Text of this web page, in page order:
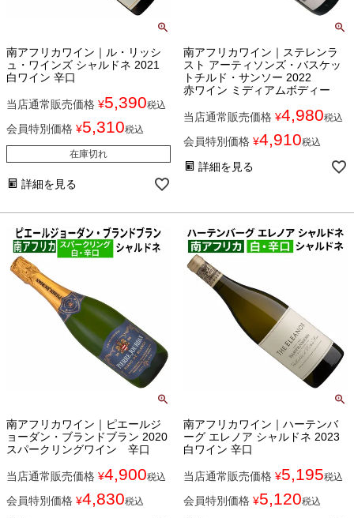
南アフリカワイン｜ル・リッシ
ュ・ワインズ シャルドネ 2021
白ワイン 辛口
当店通常販売価格 ¥5,390税込
会員特別価格 ¥5,310税込
在庫切れ
詳細を見る
南アフリカワイン｜ステレンラ
スト アーティソンズ・バスケッ
トチルド・サンソー 2022
赤ワイン ミディアムボディー
当店通常販売価格 ¥4,980税込
会員特別価格 ¥4,910税込
詳細を見る
南アフリカワイン｜ピエールジ
ョーダン・ブランドブラン 2020
スパークリングワイン 辛口
当店通常販売価格 ¥4,900税込
会員特別価格 ¥4,830税込
南アフリカワイン｜ハーテンバ
ーグ エレノア シャルドネ 2023
白ワイン 辛口
当店通常販売価格 ¥5,195税込
会員特別価格 ¥5,120税込